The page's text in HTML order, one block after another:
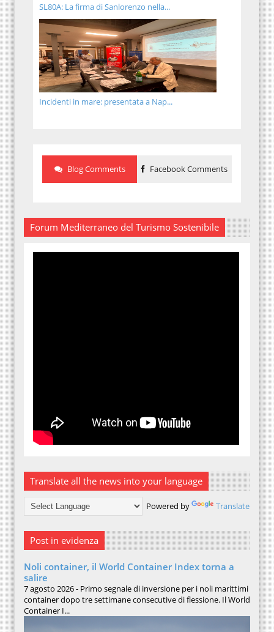
SL80A: La firma di Sanlorenzo nella...
Incidenti in mare: presentata a Nap...
Blog Comments Facebook Comments
Forum Mediterraneo del Turismo Sostenibile
Translate all the news into your language
Powered by Translate
Post in evidenza
Noli container, il World Container Index torna a
salire
7 agosto 2026 - Primo segnale di inversione per i noli marittimi
container dopo tre settimane consecutive di flessione. Il World
Container I...